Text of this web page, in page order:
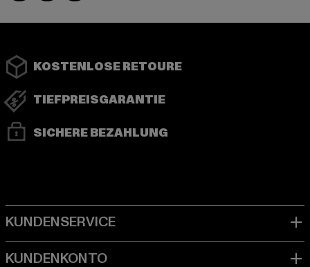
KOSTENLOSE RETOURE
TIEFPREISGARANTIE
SICHERE BEZAHLUNG